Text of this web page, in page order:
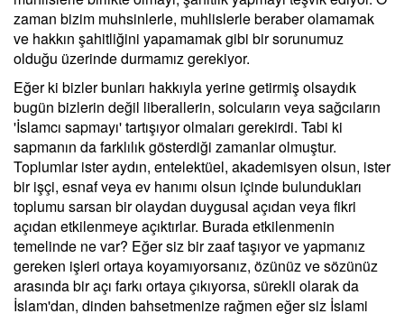
zaman bizim muhsinlerle, muhlislerle beraber olamamak
ve hakkın şahitliğini yapamamak gibi bir sorunumuz
olduğu üzerinde durmamız gerekiyor.
Eğer ki bizler bunları hakkıyla yerine getirmiş olsaydık
bugün bizlerin değil liberallerin, solcuların veya sağcıların
'İslamcı sapmayı' tartışıyor olmaları gerekirdi. Tabi ki
sapmanın da farklılık gösterdiği zamanlar olmuştur.
Toplumlar ister aydın, entelektüel, akademisyen olsun, ister
bir işçi, esnaf veya ev hanımı olsun içinde bulundukları
toplumu sarsan bir olaydan duygusal açıdan veya fikri
açıdan etkilenmeye açıktırlar. Burada etkilenmenin
temelinde ne var? Eğer siz bir zaaf taşıyor ve yapmanız
gereken işleri ortaya koyamıyorsanız, özünüz ve sözünüz
arasında bir açı farkı ortaya çıkıyorsa, sürekli olarak da
İslam'dan, dinden bahsetmenize rağmen eğer siz İslami